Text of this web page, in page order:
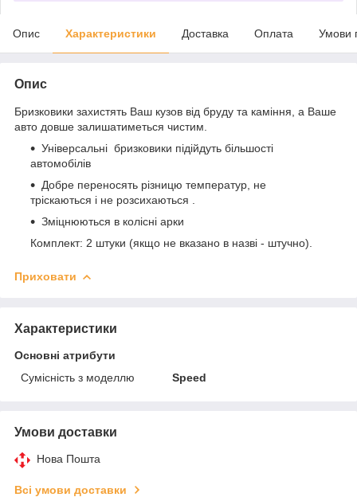
Опис Характеристики Доставка Оплата Умови
Опис
Бризковики захистять Ваш кузов від бруду та каміння, а Ваше
авто довше залишатиметься чистим.
Універсальні бризковики підійдуть більшості
автомобілів
Добре переносять різницю температур, не
тріскаються і не розсихаються .
Зміцнюються в колісні арки
Комплект: 2 штуки (якщо не вказано в назві - штучно).
Приховати
Характеристики
Основні атрибути
Сумісність з моделлю
Speed
Умови доставки
Нова Пошта
Всі умови доставки